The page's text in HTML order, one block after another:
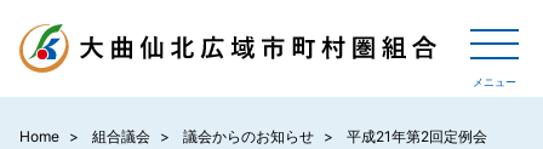
Home 組合議会 議会からのお知らせ 平成21年第2回定例会